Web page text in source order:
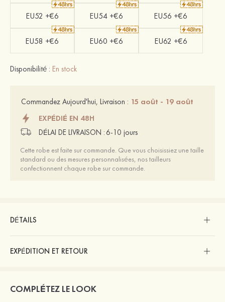
EU52 +€6 EU54 +€6 EU56 +€6
EU58 +€6 EU60 +€6 EU62 +€6
Disponibilité : En stock
Commandez Aujourd'hui, Livraison : 15 août - 19 août
EXPÉDIÉ EN 48H
DÉLAI DE LIVRAISON : 6-10 jours
Cette robe est faite sur commande. Que vous choisissiez une taille
standard ou des mesures personnalisées, nos tailleurs
confectionnent chaque robe sur commande.
DÉTAILS
EXPÉDITION ET RETOUR
COMPLÉTEZ LE LOOK